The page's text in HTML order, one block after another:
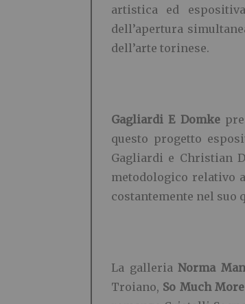
artistica ed
dell’apertura
dell’arte torinese.
Gagliardi E Domke
questo progetto
Gagliardi e Christian
metodologico relativo
costantemente nel suo
La galleriaNorma
Troiano, So Much